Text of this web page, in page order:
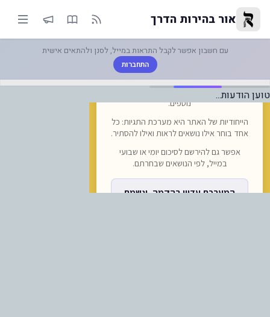
לידיעת הציבור: חברת ההסעות
אור בהירות הדרך
עם חשבון אפשר לקבל התראות במייל, לסנן ולהתאים אישית
התחברות
טוען הודעות...